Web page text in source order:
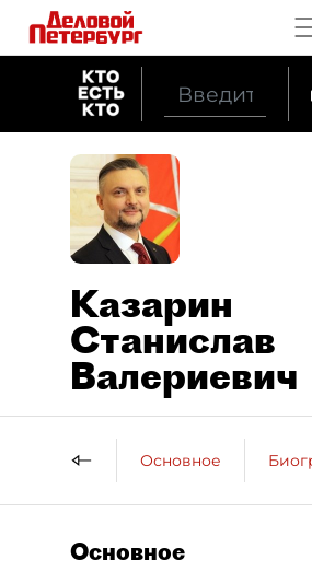
Казарин
Станислав
Валериевич
Основное
Основное